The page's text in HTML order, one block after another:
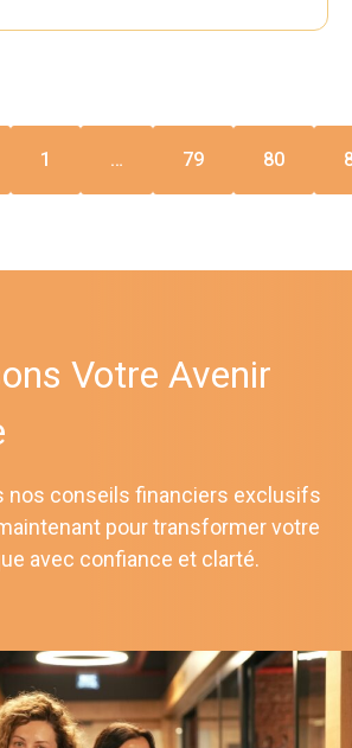
1 … 79 80
Votre Avenir
nos conseils financiers exclusifs
pour transformer votre
avec confiance et clarté.